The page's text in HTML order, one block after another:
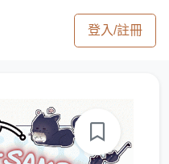
登入/註冊